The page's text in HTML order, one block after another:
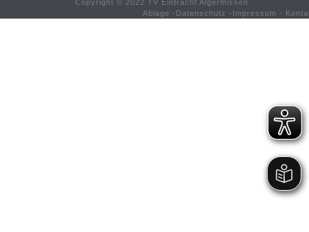
Copyright © 2022 TV Eintracht Algermissen
Ablage - Datenschutz - Impressum -